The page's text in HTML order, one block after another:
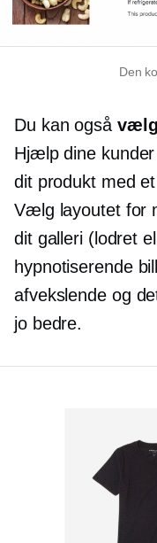
Den
Du kan også
Hjælp dine
dit produkt med
Vælg layoutet for
dit galleri (lodret
hypnotiserende
afvekslende og
jo bedre.